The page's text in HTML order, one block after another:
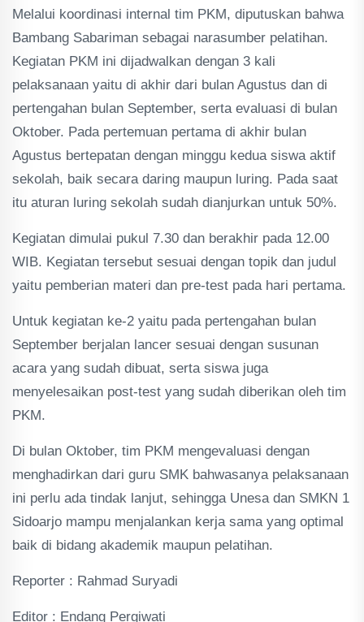
Melalui koordinasi internal tim PKM, diputuskan bahwa
Bambang Sabariman sebagai narasumber pelatihan.
Kegiatan PKM ini dijadwalkan dengan 3 kali
pelaksanaan yaitu di akhir dari bulan Agustus dan di
pertengahan bulan September, serta evaluasi di bulan
Oktober. Pada pertemuan pertama di akhir bulan
Agustus bertepatan dengan minggu kedua siswa aktif
sekolah, baik secara daring maupun luring. Pada saat
itu aturan luring sekolah sudah dianjurkan untuk 50%.
Kegiatan dimulai pukul 7.30 dan berakhir pada 12.00
WIB. Kegiatan tersebut sesuai dengan topik dan judul
yaitu pemberian materi dan pre-test pada hari pertama.
Untuk kegiatan ke-2 yaitu pada pertengahan bulan
September berjalan lancer sesuai dengan susunan
acara yang sudah dibuat, serta siswa juga
menyelesaikan post-test yang sudah diberikan oleh tim
PKM.
Di bulan Oktober, tim PKM mengevaluasi dengan
menghadirkan dari guru SMK bahwasanya pelaksanaan
ini perlu ada tindak lanjut, sehingga Unesa dan SMKN 1
Sidoarjo mampu menjalankan kerja sama yang optimal
baik di bidang akademik maupun pelatihan.
Reporter : Rahmad Suryadi
Editor : Endang Pergiwati